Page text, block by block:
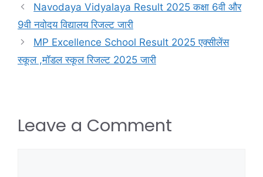
Navodaya Vidyalaya Result 2025 कक्षा 6वी और
9वी नवोदय विद्यालय रिजल्ट जारी
MP Excellence School Result 2025 एक्सीलेंस
स्कूल ,मॉडल स्कूल रिजल्ट 2025 जारी
Leave a Comment